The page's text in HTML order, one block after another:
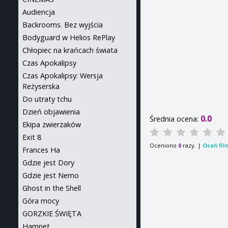
Średnia ocena: 0.0
Oceniono 0 razy. | Oceń
Audiencja
Backrooms. Bez wyjścia
Bodyguard w Helios RePlay
Chłopiec na krańcach świata
Czas Apokalipsy
Czas Apokalipsy: Wersja
Reżyserska
Do utraty tchu
Dzień objawienia
Ekipa zwierzaków
Exit 8
Frances Ha
Gdzie jest Dory
Gdzie jest Nemo
Ghost in the Shell
Góra mocy
GORZKIE ŚWIĘTA